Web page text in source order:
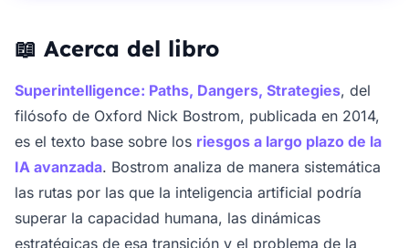
📖 Acerca del libro
Superintelligence: Paths, Dangers, Strategies, del
filósofo de Oxford Nick Bostrom, publicada en 2014,
es el texto base sobre los riesgos a largo plazo de la
IA avanzada. Bostrom analiza de manera sistemática
las rutas por las que la inteligencia artificial podría
superar la capacidad humana, las dinámicas
estratégicas de esa transición y el problema de la